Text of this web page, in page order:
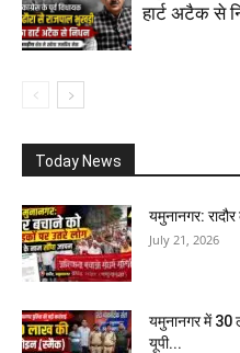
हार्ट अटैक से
Today News
यमुनानगर:
July 21, 2026
यमुनानगर में 30
यूपी...